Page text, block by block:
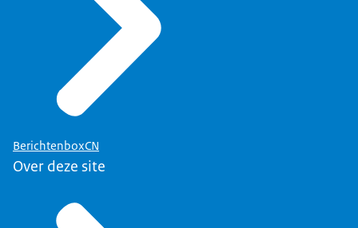
BerichtenboxCN
Over deze site